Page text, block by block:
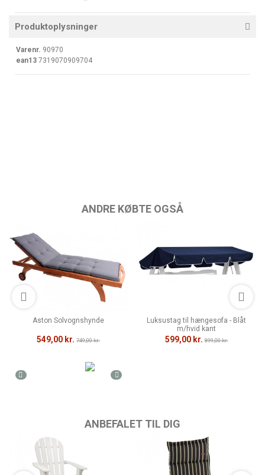
Produktoplysninger
Varenr. 90970
ean13 7319070909704
ANDRE KØBTE OGSÅ
Aston Solvognshynde
549,00 kr. 749,00 kr.
Luksustag til hængesofa - Blåt
m/hvid kant
599,00 kr. 899,00 kr.
ANBEFALET TIL DIG